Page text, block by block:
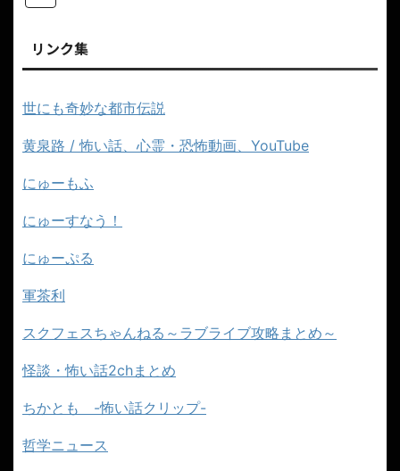
リンク集
世にも奇妙な都市伝説
黄泉路 / 怖い話、心霊・恐怖動画、YouTube
にゅーもふ
にゅーすなう！
にゅーぷる
軍茶利
スクフェスちゃんねる～ラブライブ攻略まとめ～
怪談・怖い話2chまとめ
ちかとも -怖い話クリップ-
哲学ニュース